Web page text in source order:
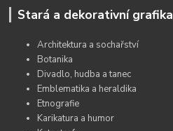
Stará a dekorativní grafika
Architektura a sochařství
Botanika
Divadlo, hudba a tanec
Emblematika a heraldika
Etnografie
Karikatura a humor